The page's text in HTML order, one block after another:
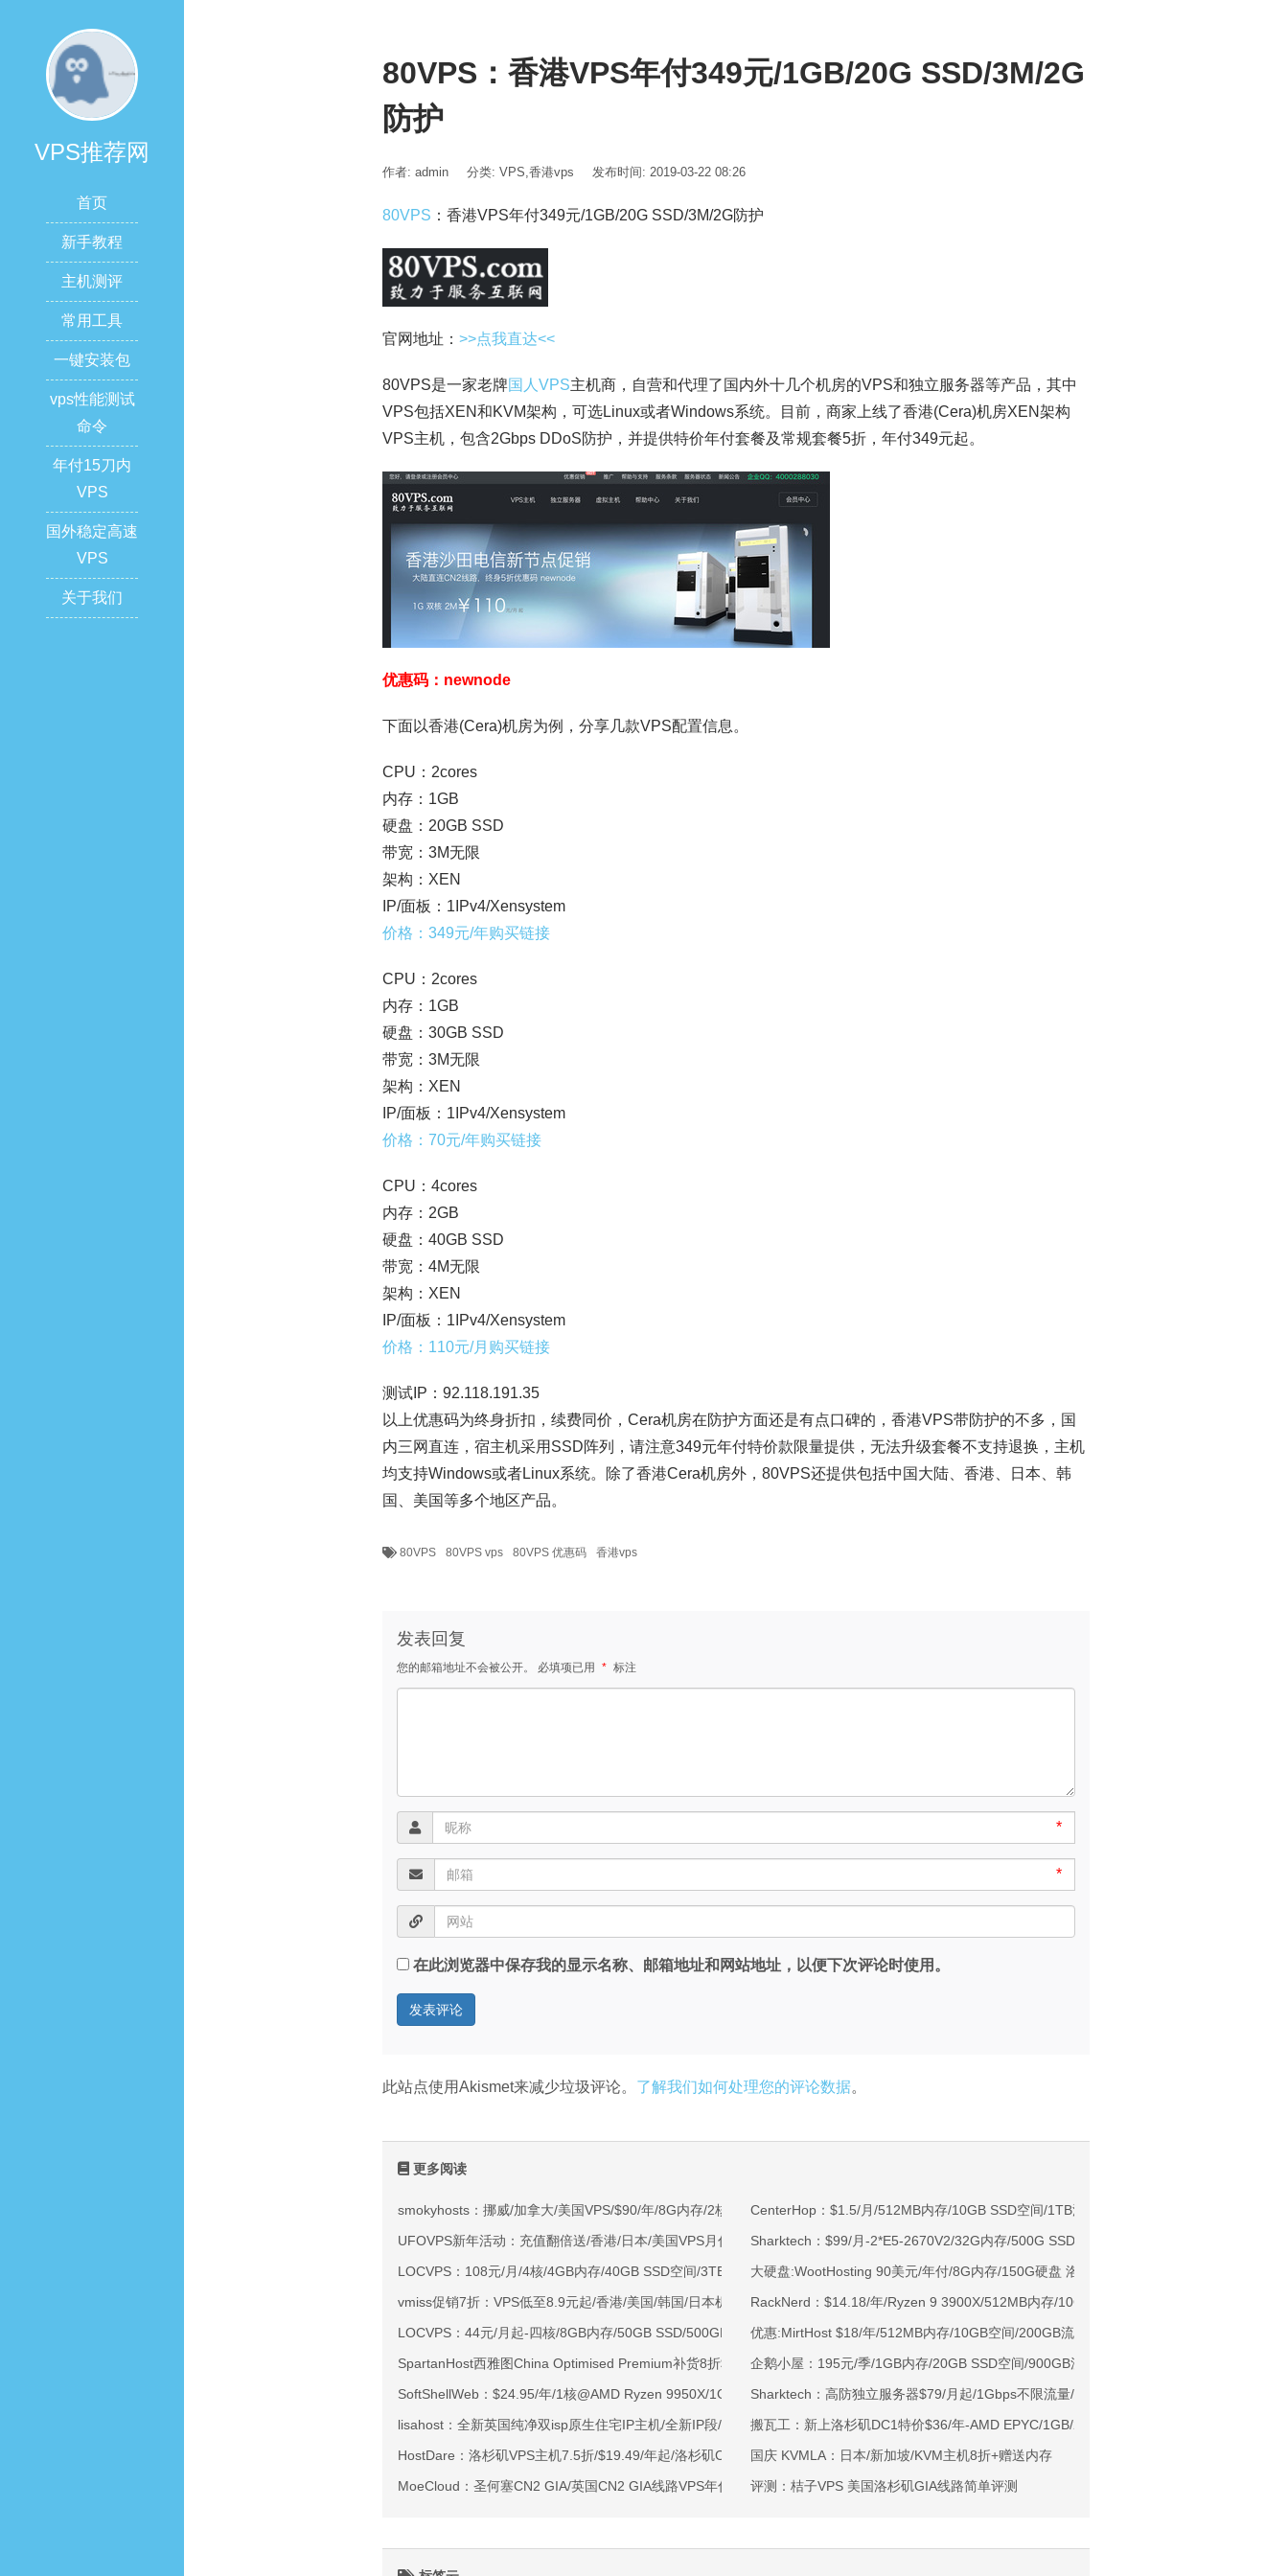
VPS推荐网
首页
新手教程
主机测评
常用工具
一键安装包
vps性能测试
命令
年付15刀内
VPS
国外稳定高速
VPS
关于我们
80VPS：香港VPS年付349元/1GB/20G SSD/3M/2G
防护
作者: admin 分类: VPS,香港vps 发布时间: 2019-03-22 08:26
80VPS ：香港VPS年付349元/1GB/20G SSD/3M/2G防护
官网地址： >>点我直达<<
80VPS是一家老牌国人VPS主机商，自营和代理了国内外十几个机房的VPS和独立服务器等产品，其中
VPS包括XEN和KVM架构，可选Linux或者Windows系统。目前，商家上线了香港(Cera)机房XEN架构
VPS主机，包含2Gbps DDoS防护，并提供特价年付套餐及常规套餐5折，年付349元起。
优惠码：newnode
下面以香港(Cera)机房为例，分享几款VPS配置信息。
CPU：2cores
内存：1GB
硬盘：20GB SSD
带宽：3M无限
架构：XEN
IP/面板：1IPv4/Xensystem
价格：349元/年购买链接
CPU：2cores
内存：1GB
硬盘：30GB SSD
带宽：3M无限
架构：XEN
IP/面板：1IPv4/Xensystem
价格：70元/年购买链接
CPU：4cores
内存：2GB
硬盘：40GB SSD
带宽：4M无限
架构：XEN
IP/面板：1IPv4/Xensystem
价格：110元/月购买链接
测试IP：92.118.191.35
以上优惠码为终身折扣，续费同价，Cera机房在防护方面还是有点口碑的，香港VPS带防护的不多，国
内三网直连，宿主机采用SSD阵列，请注意349元年付特价款限量提供，无法升级套餐不支持退换，主机
均支持Windows或者Linux系统。除了香港Cera机房外，80VPS还提供包括中国大陆、香港、日本、韩
国、美国等多个地区产品。
80VPS 80VPS vps 80VPS 优惠码 香港vps
发表回复
您的邮箱地址不会被公开。 必填项已用 * 标注
*
*
在此浏览器中保存我的显示名称、邮箱地址和网站地址，以便下次评论时使用。
此站点使用Akismet来减少垃圾评论。 了解我们如何处理您的评论数据。
更多阅读
smokyhosts：挪威/加拿大/美国VPS/$90/年/8G内存/2核/80gNVMe/4T流量
UFOVPS新年活动：充值翻倍送/香港/日本/美国VPS月付9.5折年付8折起/新用户下单送30元
LOCVPS：108元/月/4核/4GB内存/40GB SSD空间/3TB流量/750Mbps-1Gbps端口/KVM/深港IX/双端独立IP/香港原生IP
vmiss促销7折：VPS低至8.9元起/香港/美国/韩国/日本机房/可选CN2 GIA/AS9929/CMIN2/软银等线路
LOCVPS：44元/月起-四核/8GB内存/50GB SSD/500GB@40Mbps/香港标准区/国内优化网络
SpartanHost西雅图China Optimised Premium补货8折$19.2/月起-四核AMD Ryzen7950x/4GB/100GB NVMe/5TB@10Gbps/免费DDoS防御
SoftShellWeb：$24.95/年/1核@AMD Ryzen 9950X/1GB内存/20GB NVMe空间/6TB流量/10Gbps端口/KVM/洛杉矶
lisahost：全新英国纯净双isp原生住宅IP主机/全新IP段/全新宿主机/9折月付61元起
HostDare：洛杉矶VPS主机7.5折/$19.49/年起/洛杉矶CN2 GIA/日本/保加利亚VPS九折
MoeCloud：圣何塞CN2 GIA/英国CN2 GIA线路VPS年付299元起
CenterHop：$1.5/月/512MB内存/10GB SSD空间/1TB流量/1Gbps端口/KVM/新加坡
Sharktech：$99/月-2*E5-2670V2/32G内存/500G SSD磁盘/1Gbps不限流量/洛杉矶机房
大硬盘:WootHosting 90美元/年付/8G内存/150G硬盘 洛杉矶Cloud
RackNerd：$14.18/年/Ryzen 9 3900X/512MB内存/10GB NVMe空间/2TB流量/1Gbps端
优惠:MirtHost $18/年/512MB内存/10GB空间/200GB流量/OVZ/洛杉矶ENZU
企鹅小屋：195元/季/1GB内存/20GB SSD空间/900GB流量/200Mbps端口/KVM/香港CN2
Sharktech：高防独立服务器$79/月起/1Gbps不限流量/可选洛杉矶/丹佛/荷兰等机房
搬瓦工：新上洛杉矶DC1特价$36/年-AMD EPYC/1GB/20G SSD/1TB@2.5Gbps/CN2
国庆 KVMLA：日本/新加坡/KVM主机8折+赠送内存
评测：桔子VPS 美国洛杉矶GIA线路简单评测